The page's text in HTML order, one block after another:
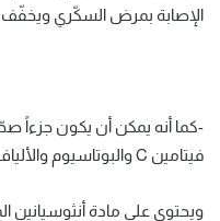
الإصابة بمرض السكّري ويخفّف
-كما أنه يمكن أن يكون جزءاً
فيتامين C والبوتاسيوم والألياف،
ويحتوي على مادة